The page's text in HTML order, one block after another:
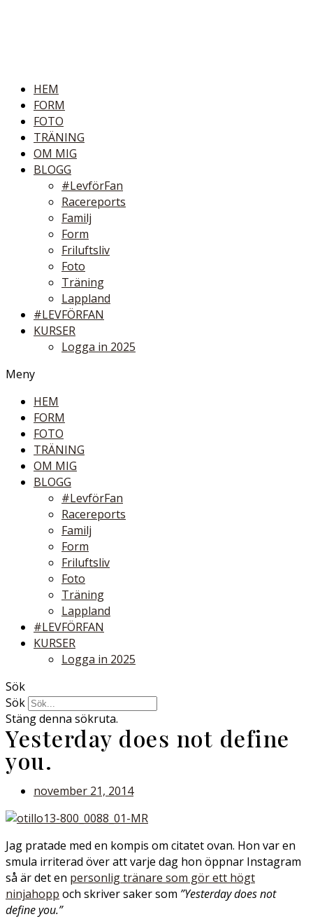
HEM
FORM
FOTO
TRÄNING
OM MIG
BLOGG
#LevförFan
Racereports
Familj
Form
Friluftsliv
Foto
Träning
Lappland
#LEVFÖRFAN
KURSER
Logga in 2025
Meny
HEM
FORM
FOTO
TRÄNING
OM MIG
BLOGG
#LevförFan
Racereports
Familj
Form
Friluftsliv
Foto
Träning
Lappland
#LEVFÖRFAN
KURSER
Logga in 2025
Sök
Sök
Stäng denna sökruta.
Yesterday does not define
you.
november 21, 2014
Jag pratade med en kompis om citatet ovan. Hon var en
smula irriterad över att varje dag hon öppnar Instagram
så är det en personlig tränare som gör ett högt
ninjahopp och skriver saker som ”Yesterday does not
define you.”